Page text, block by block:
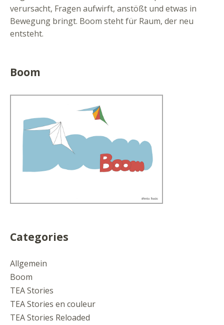
verursacht, Fragen aufwirft, anstößt und etwas in
Bewegung bringt. Boom steht für Raum, der neu
entsteht.
Boom
Categories
Allgemein
Boom
TEA Stories
TEA Stories en couleur
TEA Stories Reloaded